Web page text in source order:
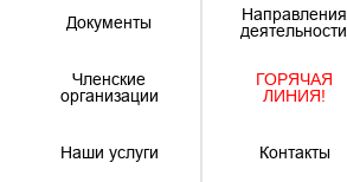
Документы
Направления
деятельности
Членские
организации
ГОРЯЧАЯ
ЛИНИЯ!
Наши услуги Контакты